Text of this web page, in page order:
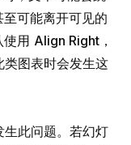
可能离开可见的
用 Align Right ，
图表时会发生这
生此问题。若幻灯